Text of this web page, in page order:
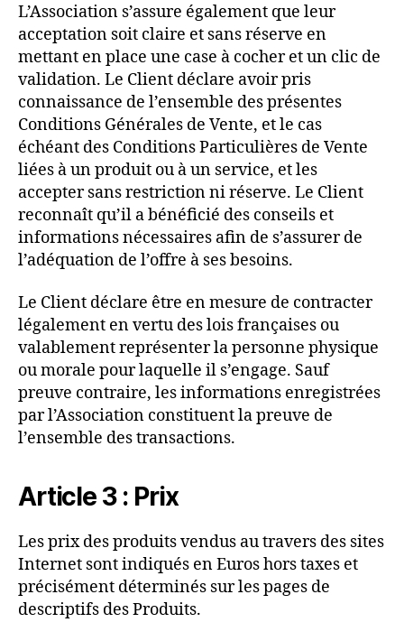
L’Association s’assure également que leur
acceptation soit claire et sans réserve en
mettant en place une case à cocher et un clic de
validation. Le Client déclare avoir pris
connaissance de l’ensemble des présentes
Conditions Générales de Vente, et le cas
échéant des Conditions Particulières de Vente
liées à un produit ou à un service, et les
accepter sans restriction ni réserve. Le Client
reconnaît qu’il a bénéficié des conseils et
informations nécessaires afin de s’assurer de
l’adéquation de l’offre à ses besoins.
Le Client déclare être en mesure de contracter
légalement en vertu des lois françaises ou
valablement représenter la personne physique
ou morale pour laquelle il s’engage. Sauf
preuve contraire, les informations enregistrées
par l’Association constituent la preuve de
l’ensemble des transactions.
Article 3 : Prix
Les prix des produits vendus au travers des sites
Internet sont indiqués en Euros hors taxes et
précisément déterminés sur les pages de
descriptifs des Produits.